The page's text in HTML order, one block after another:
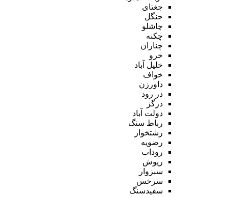
جغتای
جنگل
چاشلو
چکنه
چناران
خرو
خلیل آباد
خواف
داورزن
در رود
درگز
دولت آباد
رباط سنگ
رشتخوار
رضویه
روداب
ریوش
سبزوار
سرخس
سفیدسنگ